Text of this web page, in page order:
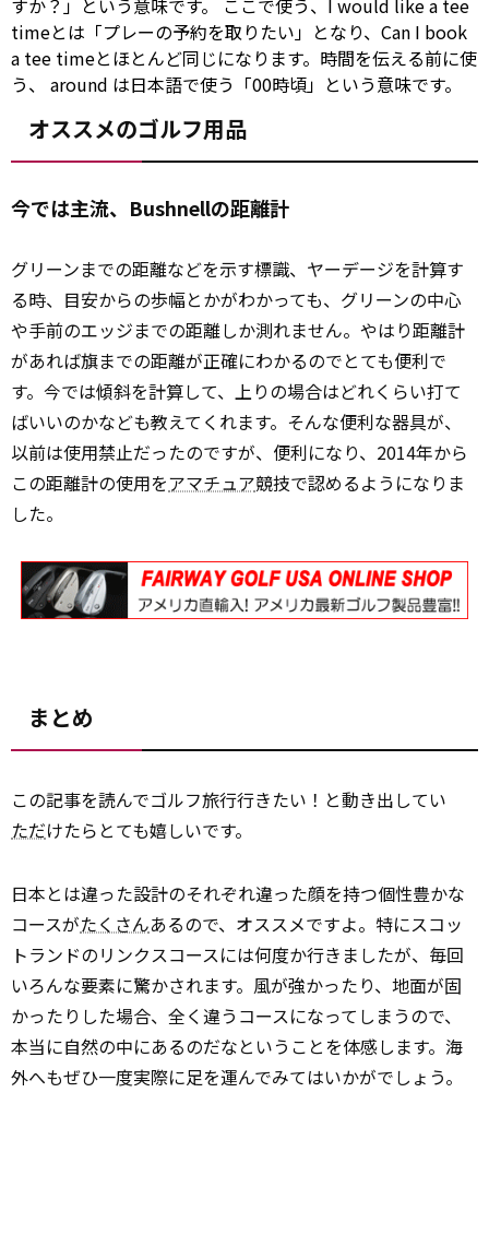
すか？」という意味です。 ここで使う、I would like a tee
timeとは「プレーの予約を取りたい」となり、Can I book
a tee timeとほとんど同じになります。時間を伝える前に使
う、 around は日本語で使う「00時頃」という意味です。
オススメのゴルフ用品
今では主流、Bushnellの距離計
グリーンまでの距離などを示す標識、ヤーデージを計算す
る時、目安からの歩幅とかがわかっても、グリーンの中心
や手前のエッジまでの距離しか測れません。やはり距離計
があれば旗までの距離が正確にわかるのでとても便利で
す。今では傾斜を計算して、上りの場合はどれくらい打て
ばいいのかなども教えてくれます。そんな便利な器具が、
以前は使用禁止だったのですが、便利になり、2014年から
この距離計の使用をアマチュア競技で認めるようになりま
した。
まとめ
この記事を読んでゴルフ旅行行きたい！と動き出してい
ただけたらとても嬉しいです。
日本とは違った設計のそれぞれ違った顔を持つ個性豊かな
コースがたくさんあるので、オススメですよ。特にスコッ
トランドのリンクスコースには何度か行きましたが、毎回
いろんな要素に驚かされます。風が強かったり、地面が固
かったりした場合、全く違うコースになってしまうので、
本当に自然の中にあるのだなということを体感します。海
外へもぜひ一度実際に足を運んでみてはいかがでしょう。